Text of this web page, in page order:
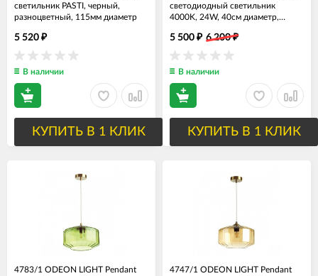
светильник PASTI, черный,
разноцветный, 115мм диаметр
5 520 ₽
В наличии
КУПИТЬ В 1 КЛИК
светодиодный светильник
4000K, 24W, 40см диаметр,
5 500 ₽ 6 200₽
В наличии
КУПИТЬ В 1 КЛИК
4783/1 ODEON LIGHT Pendant
4747/1 ODEON LIGHT Pendant